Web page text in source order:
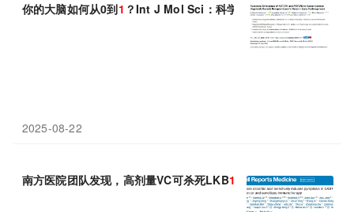
你的大脑如何从0到1 ？Int J Mol Sci：科学家用类器官重现惊魂
2025-08-22
南方医院团队发现，高剂量VC可杀死LKB1 突变肺癌细胞，增强